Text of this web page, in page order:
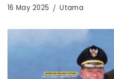
16 May 2025 Utama